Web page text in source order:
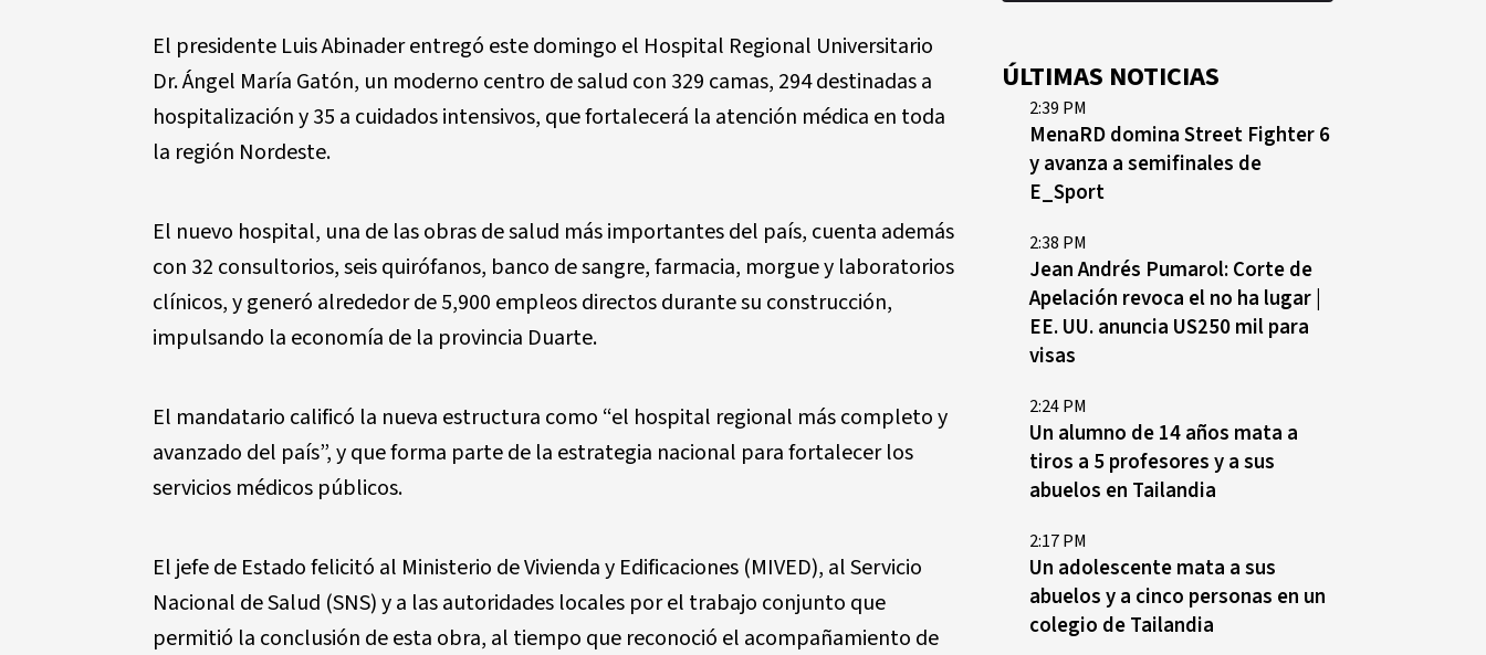
El presidente Luis Abinader entregó este domingo el Hospital Regional Universitario
Dr. Ángel María Gatón, un moderno centro de salud con 329 camas, 294 destinadas a
hospitalización y 35 a cuidados intensivos, que fortalecerá la atención médica en toda
la región Nordeste.
El nuevo hospital, una de las obras de salud más importantes del país, cuenta además
con 32 consultorios, seis quirófanos, banco de sangre, farmacia, morgue y laboratorios
clínicos, y generó alrededor de 5,900 empleos directos durante su construcción,
impulsando la economía de la provincia Duarte.
El mandatario calificó la nueva estructura como “el hospital regional más completo y
avanzado del país”, y que forma parte de la estrategia nacional para fortalecer los
servicios médicos públicos.
El jefe de Estado felicitó al Ministerio de Vivienda y Edificaciones (MIVED), al Servicio
Nacional de Salud (SNS) y a las autoridades locales por el trabajo conjunto que
permitió la conclusión de esta obra, al tiempo que reconoció el acompañamiento de
ÚLTIMAS NOTICIAS
2:39 PM
MenaRD domina Street Fighter 6
y avanza a semifinales de
E_Sport
2:38 PM
Jean Andrés Pumarol: Corte de
Apelación revoca el no ha lugar |
EE. UU. anuncia US250 mil para
visas
2:24 PM
Un alumno de 14 años mata a
tiros a 5 profesores y a sus
abuelos en Tailandia
2:17 PM
Un adolescente mata a sus
abuelos y a cinco personas en un
colegio de Tailandia